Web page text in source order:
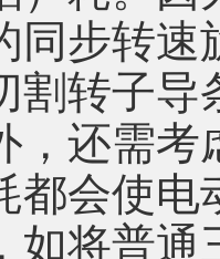
同步转
割转子
，还需
都会使
如将普